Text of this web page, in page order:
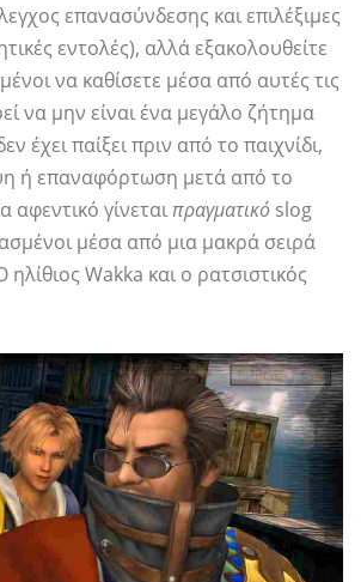
επανασύνδεσης και επιλέξιμες
εντολές), αλλά εξακολουθείτε
να καθίσετε μέσα από αυτές τις
να μην είναι ένα μεγάλο ζήτημα
έχει παίξει πριν από το παιχνίδι,
ή επαναφόρτωση μετά από το
αφεντικό γίνεταιπραγματικό slog
μέσα από μια μακρά σειρά
Wakka και ο ρατσιστικός